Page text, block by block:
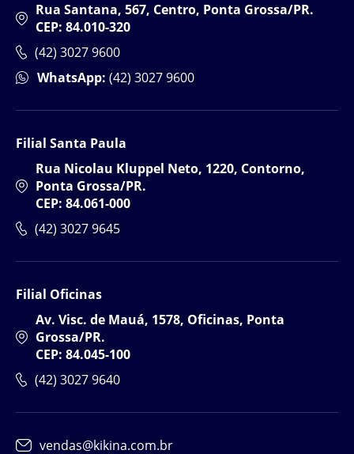
Rua Santana, 567, Centro, Ponta Grossa/PR.
CEP: 84.010-320
(42) 3027 9600
WhatsApp: (42) 3027 9600
Filial Santa Paula
Rua Nicolau Kluppel Neto, 1220, Contorno,
Ponta Grossa/PR.
CEP: 84.061-000
(42) 3027 9645
Filial Oficinas
Av. Visc. de Mauá, 1578, Oficinas, Ponta
Grossa/PR.
CEP: 84.045-100
(42) 3027 9640
vendas@kikina.com.br